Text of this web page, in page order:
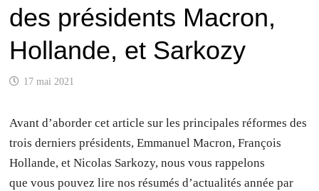
des présidents Macron,
Hollande, et Sarkozy
17 mai 2021
Avant d’aborder cet article sur les principales réformes des
trois derniers présidents, Emmanuel Macron, François
Hollande, et Nicolas Sarkozy, nous vous rappelons
que vous pouvez lire nos résumés d’actualités année par